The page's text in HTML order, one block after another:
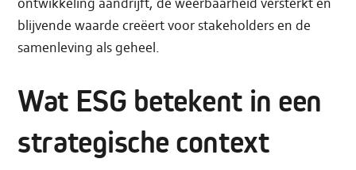
blijvende waarde creëert voor stakeholders en de
samenleving als geheel.
Wat ESG betekent in een
strategische context